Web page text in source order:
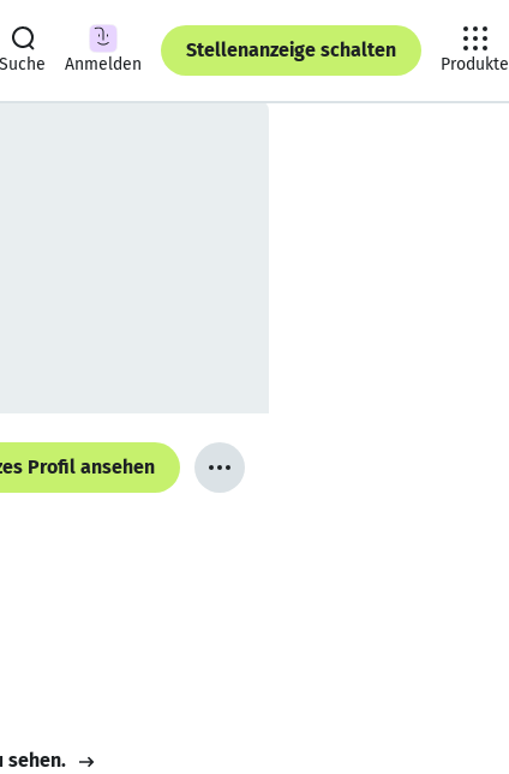
Suche Anmelden
Stellenanzeige schalten
Produkte
Profil ansehen
sehen.